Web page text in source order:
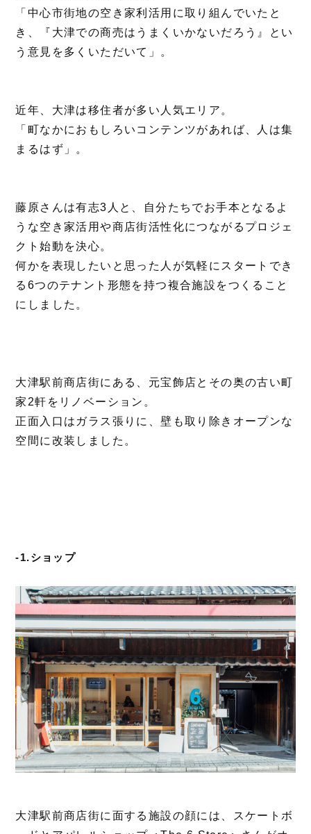
「中心市街地の空き家利活用に取り組んでいたと
き、『大津での商売はうまくいかないだろう』とい
う意見を多くいただいて」。
近年、大津は移住者が多い人気エリア。
「町なかにおもしろいコンテンツがあれば、人は集
まるはず」。
藤原さんは有志3人と、自分たちでお手本となるよ
うな空き家活用や商店街活性化につながるプロジェ
クト始動を決心。
何かを表現したいと思った人が気軽にスタートでき
る6つのテナント形態を持つ複合施設をつくること
にしました。
大津駅前商店街にある、元宝飾店とその奥の古い町
家2軒をリノベーション。
正面入口はガラス張りに、壁も取り除きオープンな
空間に改装しました。
-1.ショップ
大津駅前商店街に面する施設の顔には、スケートボ